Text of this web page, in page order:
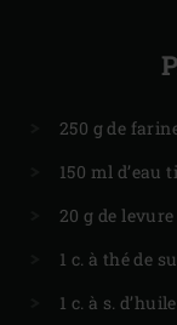
250 g de
150 ml d’eau
20 g de
1 c. à thé de
1 c. à s.